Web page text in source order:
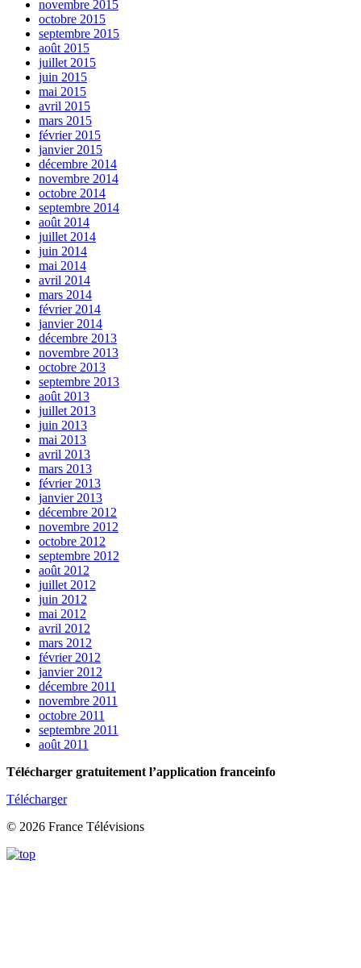
novembre 2015
octobre 2015
septembre 2015
août 2015
juillet 2015
juin 2015
mai 2015
avril 2015
mars 2015
février 2015
janvier 2015
décembre 2014
novembre 2014
octobre 2014
septembre 2014
août 2014
juillet 2014
juin 2014
mai 2014
avril 2014
mars 2014
février 2014
janvier 2014
décembre 2013
novembre 2013
octobre 2013
septembre 2013
août 2013
juillet 2013
juin 2013
mai 2013
avril 2013
mars 2013
février 2013
janvier 2013
décembre 2012
novembre 2012
octobre 2012
septembre 2012
août 2012
juillet 2012
juin 2012
mai 2012
avril 2012
mars 2012
février 2012
janvier 2012
décembre 2011
novembre 2011
octobre 2011
septembre 2011
août 2011
Télécharger gratuitement l’application franceinfo
Télécharger
© 2026 France Télévisions